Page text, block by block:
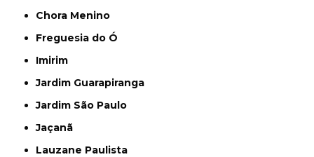
Chora Menino
Freguesia do Ó
Imirim
Jardim Guarapiranga
Jardim São Paulo
Jaçanã
Lauzane Paulista